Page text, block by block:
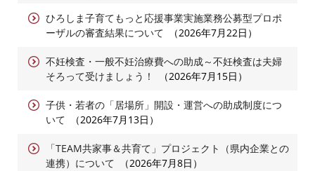
ひろしま子育てもっと応援事業実施業務公募型プロポ
ーザルの審査結果について
2026年7月22日
不妊検査・一般不妊治療費への助成～不妊検査は夫婦
そろって受けましょう！
2026年7月15日
子供・若者の「居場所」開設・運営への助成制度につ
いて
2026年7月13日
「TEAM共家事＆共育て」プロジェクト（県内企業との
連携）について
2026年7月8日